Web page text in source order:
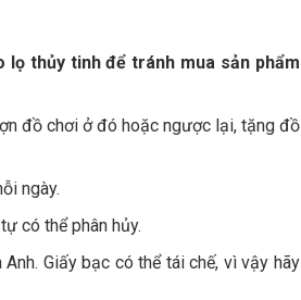
thủy tinh để tránh mua sản phẩm
đồ chơi ở đó hoặc ngược lại, tặng đồ
ngày.
có thể phân hủy.
Giấy bạc có thể tái chế, vì vậy hãy